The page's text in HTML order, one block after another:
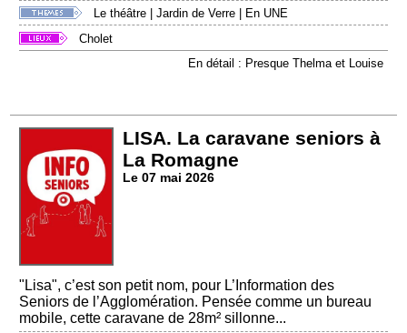
Le théâtre |Jardin de Verre
En UNE
Cholet
En détail : Presque Thelma et Louise
LISA. La caravane seniors à
La Romagne
Le 07 mai 2026
"Lisa", c’est son petit nom, pour L’Information des
Seniors de l’Agglomération. Pensée comme un bureau
mobile, cette caravane de 28m² sillonne...